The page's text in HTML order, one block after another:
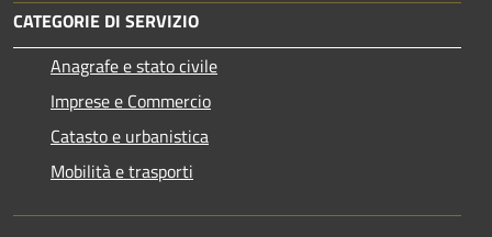
CATEGORIE DI SERVIZIO
Anagrafe e stato civile
Imprese e Commercio
Catasto e urbanistica
Mobilità e trasporti